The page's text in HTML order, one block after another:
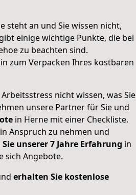
steht an und Sie wissen nicht,
einige wichtige Punkte, die bei
zu beachten sind.
zum Verpacken Ihres kostbaren
nicht wissen, was Sie
unsere Partner für Sie und
in Herne mit einer Checkliste.
Anspruch zu nehmen und
unserer 7 Jahre Erfahrung in
sich Angebote.
erhalten Sie kostenlose